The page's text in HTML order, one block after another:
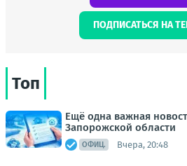
ПОДПИСАТЬСЯ НА
Топ
Ещё одна важная
Запорожской области
ОФИЦ. Вчера, 20:48